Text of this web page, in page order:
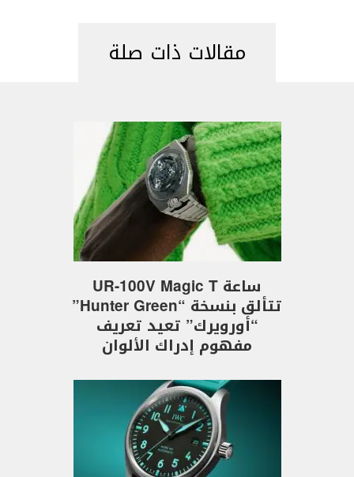
مقالات ذات صلة
ساعة UR-100V Magic T
تتألق بنسخة “Hunter Green”
“أورويرك” تعيد تعريف
مفهوم إدراك الألوان